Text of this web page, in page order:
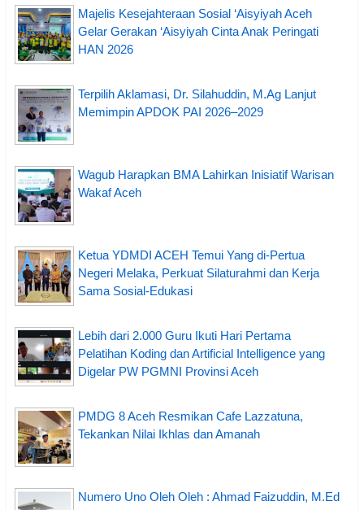
Majelis Kesejahteraan Sosial ‘Aisyiyah Aceh
Gelar Gerakan ‘Aisyiyah Cinta Anak Peringati
HAN 2026
Terpilih Aklamasi, Dr. Silahuddin, M.Ag Lanjut
Memimpin APDOK PAI 2026–2029
Wagub Harapkan BMA Lahirkan Inisiatif Warisan
Wakaf Aceh
Ketua YDMDI ACEH Temui Yang di-Pertua
Negeri Melaka, Perkuat Silaturahmi dan Kerja
Sama Sosial-Edukasi
Lebih dari 2.000 Guru Ikuti Hari Pertama
Pelatihan Koding dan Artificial Intelligence yang
Digelar PW PGMNI Provinsi Aceh
PMDG 8 Aceh Resmikan Cafe Lazzatuna,
Tekankan Nilai Ikhlas dan Amanah
Numero Uno Oleh Oleh : Ahmad Faizuddin, M.Ed